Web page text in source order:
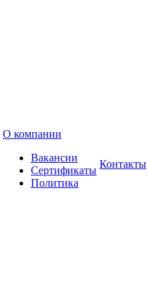
О компании
Вакансии
Сертификаты
Политика
Контакты